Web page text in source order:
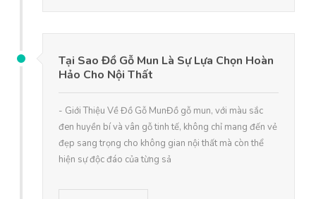
Tại Sao Đồ Gỗ Mun Là Sự Lựa Chọn Hoàn
Hảo Cho Nội Thất
- Giới Thiệu Về Đồ Gỗ MunĐồ gỗ mun, với màu sắc
đen huyền bí và vân gỗ tinh tế, không chỉ mang đến vẻ
đẹp sang trọng cho không gian nội thất mà còn thể
hiện sự độc đáo của từng sả